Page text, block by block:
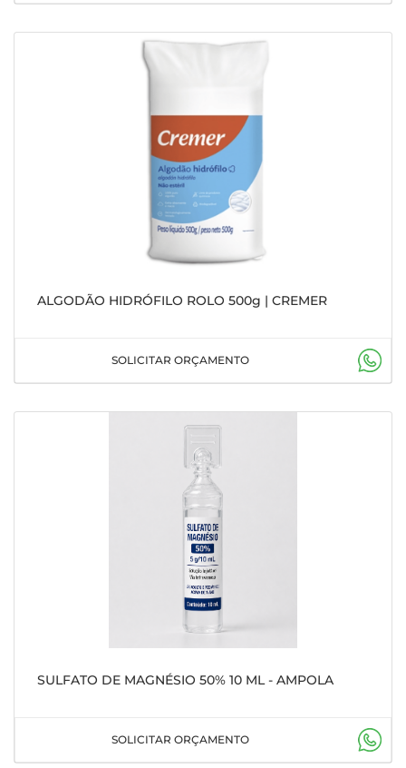
ALGODÃO HIDRÓFILO ROLO 500g | CREMER
SOLICITAR ORÇAMENTO
SULFATO DE MAGNÉSIO 50% 10 ML - AMPOLA
SOLICITAR ORÇAMENTO